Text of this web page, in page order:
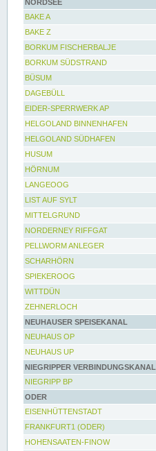
NORDSEE
BAKE A
BAKE Z
BORKUM FISCHERBALJE
BORKUM SÜDSTRAND
BÜSUM
DAGEBÜLL
EIDER-SPERRWERK AP
HELGOLAND BINNENHAFEN
HELGOLAND SÜDHAFEN
HUSUM
HÖRNUM
LANGEOOG
LIST AUF SYLT
MITTELGRUND
NORDERNEY RIFFGAT
PELLWORM ANLEGER
SCHARHÖRN
SPIEKEROOG
WITTDÜN
ZEHNERLOCH
NEUHAUSER SPEISEKANAL
NEUHAUS OP
NEUHAUS UP
NIEGRIPPER VERBINDUNGSKANAL
NIEGRIPP BP
ODER
EISENHÜTTENSTADT
FRANKFURT1 (ODER)
HOHENSAATEN-FINOW